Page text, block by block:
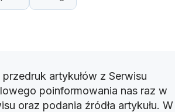
artykułów z Serwisu
poinformowania nas raz w
oraz podania źródła artykułu. W